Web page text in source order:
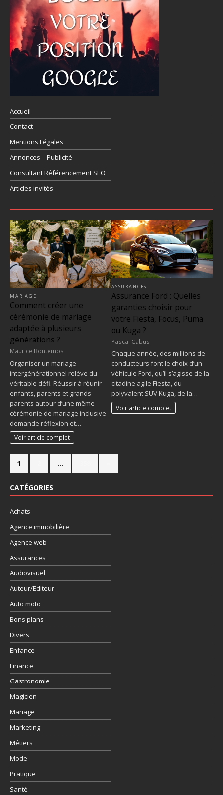
Accueil
Contact
Mentions Légales
Annonces – Publicité
Consultant Référencement SEO
Articles invités
MARIAGE
Comment créer une
cérémonie de mariage
adaptée à plusieurs
générations ?
Maurice Bontemps
Organiser un mariage
intergénérationnel relève du
véritable défi. Réussir à réunir
enfants, parents et grands-
parents autour d’une même
cérémonie de mariage inclusive
demande réflexion et…
Voir article complet
ASSURANCES
Assurance Ford : Quelles
garanties choisir pour
votre Fiesta, Focus, Puma
ou Kuga ?
Pascal Cabus
Chaque année, des millions de
conducteurs font le choix d’un
véhicule Ford, qu’il s’agisse de la
citadine agile Fiesta, du
polyvalent SUV Kuga, de la…
Voir article complet
1 …
CATÉGORIES
Achats
Agence immobilière
Agence web
Assurances
Audiovisuel
Auteur/Editeur
Auto moto
Bons plans
Divers
Enfance
Finance
Gastronomie
Magicien
Mariage
Marketing
Métiers
Mode
Pratique
Santé